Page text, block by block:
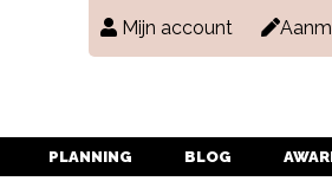
PLANNING BLOG
Mijn account